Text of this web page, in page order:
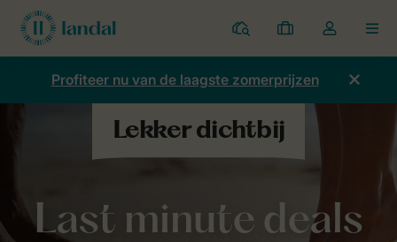
Parken
Mijn
boekingen
Open
de
dropdown
Profiteer nu van de laagste zomerprijzen
Last minute deals